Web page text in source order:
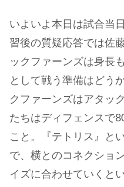
いよいよ本日は試合当
習後の質疑応答では佐
ックファーンズは身長
として戦う準備はどう
クファーンズはアタッ
たちはディフェンスで
こと。『テトリス』と
で、横とのコネクショ
イズに合わせていくと